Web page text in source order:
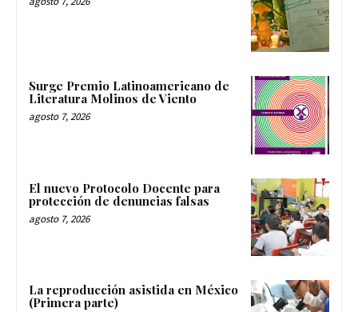
Surge Premio Latinoamericano de
Literatura Molinos de Viento
agosto 7, 2026
El nuevo Protocolo Docente para
protección de denuncias falsas
agosto 7, 2026
La reproducción asistida en México
(Primera parte)